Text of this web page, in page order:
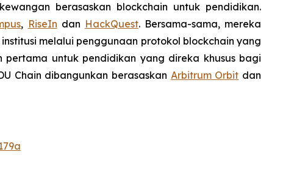
berasaskan blockchain untuk pendidikan.
, RiseIn dan HackQuest. Bersama-sama, mereka
melalui penggunaan protokol blockchain yang
pertama untuk pendidikan yang direka khusus bagi
Chain dibangunkan berasaskan Arbitrum Orbit dan